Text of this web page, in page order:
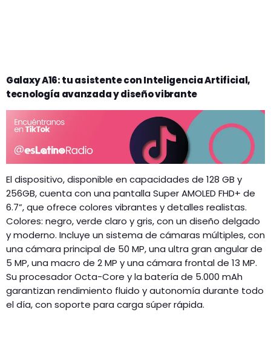
Galaxy A16: tu asistente con Inteligencia Artificial,
tecnología avanzada y diseño vibrante
El dispositivo, disponible en capacidades de 128 GB y
256GB, cuenta con una pantalla Super AMOLED FHD+ de
6.7”, que ofrece colores vibrantes y detalles realistas.
Colores: negro, verde claro y gris, con un diseño delgado
y moderno. Incluye un sistema de cámaras múltiples, con
una cámara principal de 50 MP, una ultra gran angular de
5 MP, una macro de 2 MP y una cámara frontal de 13 MP.
Su procesador Octa-Core y la batería de 5.000 mAh
garantizan rendimiento fluido y autonomía durante todo
el día, con soporte para carga súper rápida.